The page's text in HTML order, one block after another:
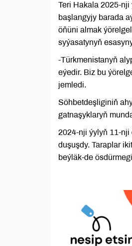
Teri Hakala 2025-nji
başlangyjy barada
öňüni almak
syýasatynyň
-Türkmenistanyň
eýedir. Biz bu
jemledi.
Söhbetdeşliginiň
gatnaşyklaryň
2024-nji ýylyň 11-nji
duşuşdy. Taraplar
beýläk-de